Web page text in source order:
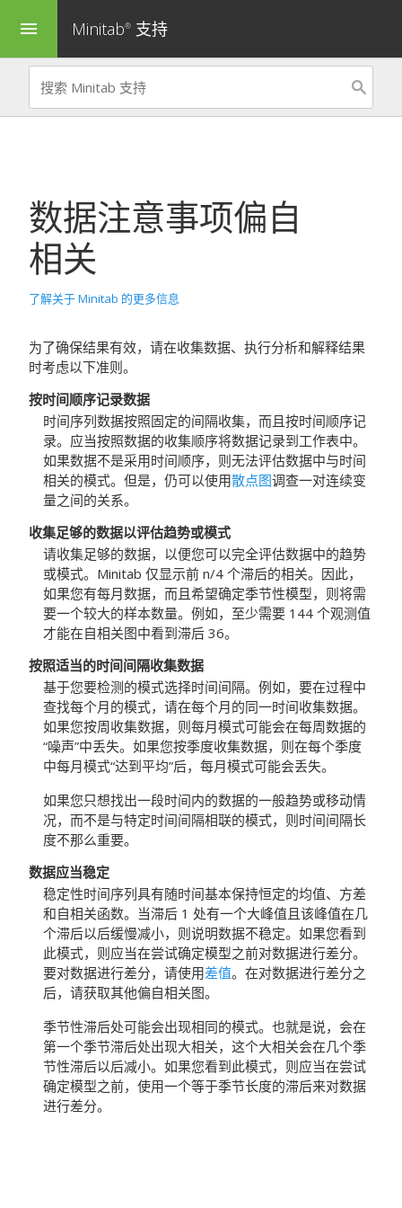
menu Minitab® 支持
数据注意事项偏自
相关
了解关于 Minitab 的更多信息
为了确保结果有效，请在收集数据、执行分析和解释结果
时考虑以下准则。
按时间顺序记录数据
时间序列数据按照固定的间隔收集，而且按时间顺序记
录。应当按照数据的收集顺序将数据记录到工作表中。
如果数据不是采用时间顺序，则无法评估数据中与时间
相关的模式。但是，仍可以使用散点图调查一对连续变
量之间的关系。
收集足够的数据以评估趋势或模式
请收集足够的数据，以便您可以完全评估数据中的趋势
或模式。Minitab 仅显示前 n/4 个滞后的相关。因此，
如果您有每月数据，而且希望确定季节性模型，则将需
要一个较大的样本数量。例如，至少需要 144 个观测值
才能在自相关图中看到滞后 36。
按照适当的时间间隔收集数据
基于您要检测的模式选择时间间隔。例如，要在过程中
查找每个月的模式，请在每个月的同一时间收集数据。
如果您按周收集数据，则每月模式可能会在每周数据的
“噪声”中丢失。如果您按季度收集数据，则在每个季度
中每月模式“达到平均”后，每月模式可能会丢失。
如果您只想找出一段时间内的数据的一般趋势或移动情
况，而不是与特定时间间隔相联的模式，则时间间隔长
度不那么重要。
数据应当稳定
稳定性时间序列具有随时间基本保持恒定的均值、方差
和自相关函数。当滞后 1 处有一个大峰值且该峰值在几
个滞后以后缓慢减小，则说明数据不稳定。如果您看到
此模式，则应当在尝试确定模型之前对数据进行差分。
要对数据进行差分，请使用差值。在对数据进行差分之
后，请获取其他偏自相关图。
季节性滞后处可能会出现相同的模式。也就是说，会在
第一个季节滞后处出现大相关，这个大相关会在几个季
节性滞后以后减小。如果您看到此模式，则应当在尝试
确定模型之前，使用一个等于季节长度的滞后来对数据
进行差分。